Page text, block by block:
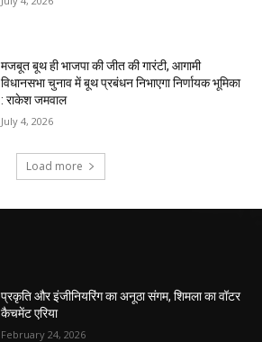
प्रकृति और इंजीनियरिंग का अनूठा संगम, शिमला का वॉटर
कैचमेंट एरिया
February 24, 2026